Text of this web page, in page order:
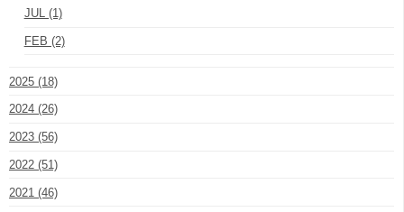
JUL (1)
FEB (2)
2025 (18)
2024 (26)
2023 (56)
2022 (51)
2021 (46)